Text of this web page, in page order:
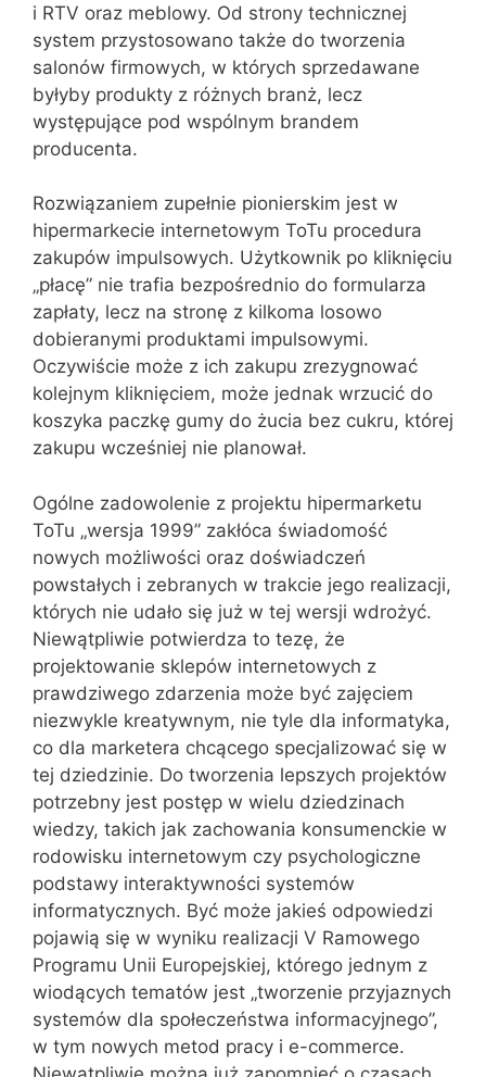
i RTV oraz meblowy. Od strony technicznej
system przystosowano także do tworzenia
salonów firmowych, w których sprzedawane
byłyby produkty z różnych branż, lecz
występujące pod wspólnym brandem
producenta.
Rozwiązaniem zupełnie pionierskim jest w
hipermarkecie internetowym ToTu procedura
zakupów impulsowych. Użytkownik po kliknięciu
„płacę” nie trafia bezpośrednio do formularza
zapłaty, lecz na stronę z kilkoma losowo
dobieranymi produktami impulsowymi.
Oczywiście może z ich zakupu zrezygnować
kolejnym kliknięciem, może jednak wrzucić do
koszyka paczkę gumy do żucia bez cukru, której
zakupu wcześniej nie planował.
Ogólne zadowolenie z projektu hipermarketu
ToTu „wersja 1999” zakłóca świadomość
nowych możliwości oraz doświadczeń
powstałych i zebranych w trakcie jego realizacji,
których nie udało się już w tej wersji wdrożyć.
Niewątpliwie potwierdza to tezę, że
projektowanie sklepów internetowych z
prawdziwego zdarzenia może być zajęciem
niezwykle kreatywnym, nie tyle dla informatyka,
co dla marketera chcącego specjalizować się w
tej dziedzinie. Do tworzenia lepszych projektów
potrzebny jest postęp w wielu dziedzinach
wiedzy, takich jak zachowania konsumenckie w
rodowisku internetowym czy psychologiczne
podstawy interaktywności systemów
informatycznych. Być może jakieś odpowiedzi
pojawią się w wyniku realizacji V Ramowego
Programu Unii Europejskiej, którego jednym z
wiodących tematów jest „tworzenie przyjaznych
systemów dla społeczeństwa informacyjnego”,
w tym nowych metod pracy i e-commerce.